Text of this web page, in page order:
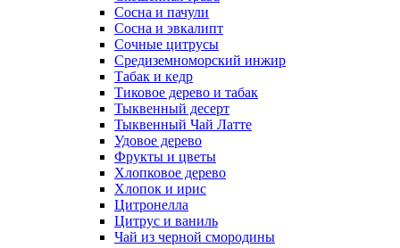
Сосна и пачули
Сосна и эвкалипт
Сочные цитрусы
Средиземноморский инжир
Табак и кедр
Тиковое дерево и табак
Тыквенный десерт
Тыквенный Чай Латте
Удовое дерево
Фрукты и цветы
Хлопковое дерево
Хлопок и ирис
Цитронелла
Цитрус и ваниль
Чай из черной смородины